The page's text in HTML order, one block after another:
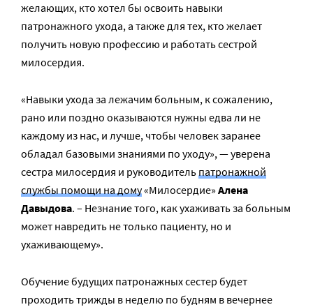
желающих, кто хотел бы освоить навыки
патронажного ухода, а также для тех, кто желает
получить новую профессию и работать сестрой
милосердия.
«Навыки ухода за лежачим больным, к сожалению,
рано или поздно оказываются нужны едва ли не
каждому из нас, и лучше, чтобы человек заранее
обладал базовыми знаниями по уходу», — уверена
сестра милосердия и руководительпатронажной
службы помощи на дому«Милосердие» Алена
Давыдова. – Незнание того, как ухаживать за больным
может навредить не только пациенту, но и
ухаживающему».
Обучение будущих патронажных сестер будет
проходить трижды в неделю по будням в вечернее